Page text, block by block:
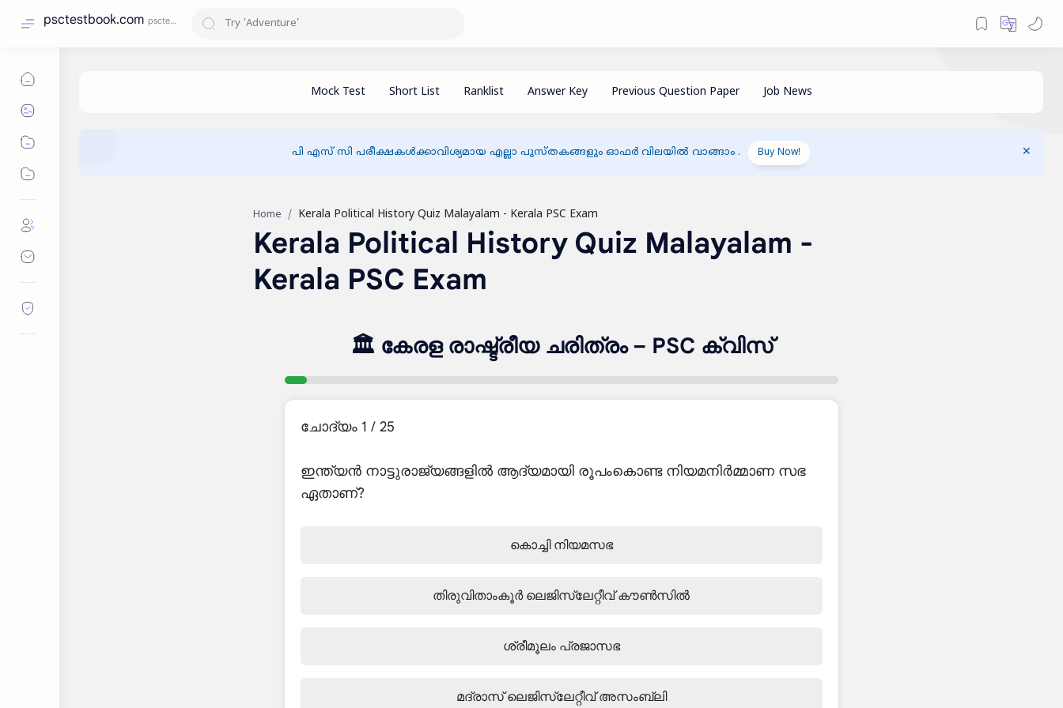
psctestbook.com
പി എസ് സി പരീക്ഷകൾക്കാവിശ്യമായ എല്ലാ പുസ്തകങ്ങളും ഓഫർ വിലയിൽ വാങ്ങാം . Buy Now!
Home
Kerala Political History Quiz Malayalam -
Kerala PSC Exam
🏛 കേരള രാഷ്ട്രീയ ചരിത്രം – PSC ക്വിസ്
ചോദ്യം 1 / 25
ഇന്ത്യൻ നാട്ടുരാജ്യങ്ങളിൽ ആദ്യമായി രൂപംകൊണ്ട നിയമനിർമ്മാണ സഭ
ഏതാണ്?
കൊച്ചി നിയമസഭ
തിരുവിതാംകൂർ ലെജിസ്ലേറ്റീവ് കൗൺസിൽ
ശ്രീമൂലം പ്രജാസഭ
മദ്രാസ് ലെജിസ്ലേറ്റീവ് അസംബ്ലി